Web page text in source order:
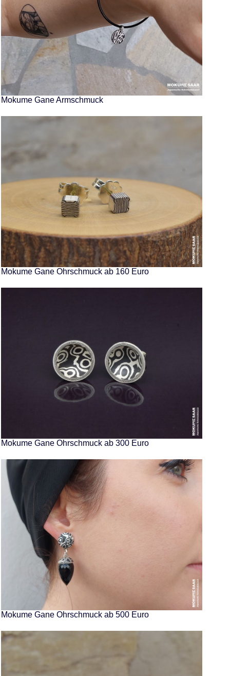
Mokume Gane Armschmuck
Mokume Gane Ohrschmuck ab 160 Euro
Mokume Gane Ohrschmuck ab 300 Euro
Mokume Gane Ohrschmuck ab 500 Euro